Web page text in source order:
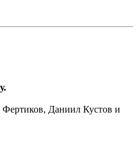
Даниил Кустов и